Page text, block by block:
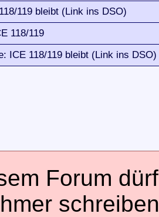
119 bleibt (Link ins DSO)
118/119
ICE 118/119 bleibt (Link ins DSO)
Forum